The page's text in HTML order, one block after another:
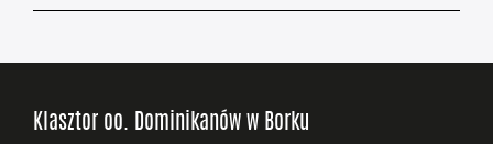
Klasztor oo. Dominikanów w Borku